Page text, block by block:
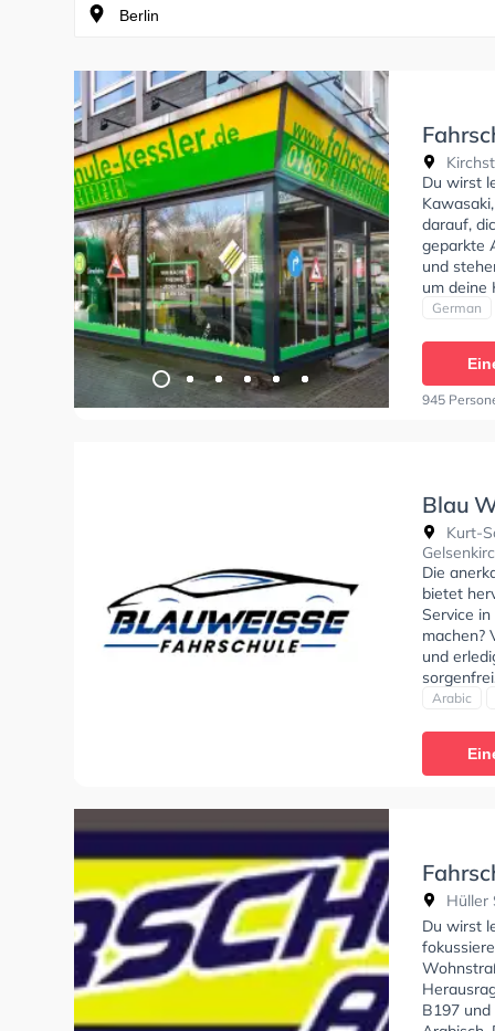
Du wirst
darauf,
geparkte
und
um deine
Klasse
Die
theorie
German
945
Blau
Kurt-
Die
bietet
Service
machen?
und
der
Das
Arabic
Hüller
Du wirst
B197